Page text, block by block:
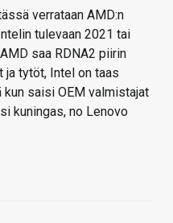
verrataan AMD:n
tulevaan 2021 tai
saa RDNA2 piirin
tytöt, Intel on taas
saisi OEM valmistajat
kuningas, no Lenovo